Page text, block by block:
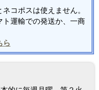
コポスは使えません。
運輸での発送か、一商
ら